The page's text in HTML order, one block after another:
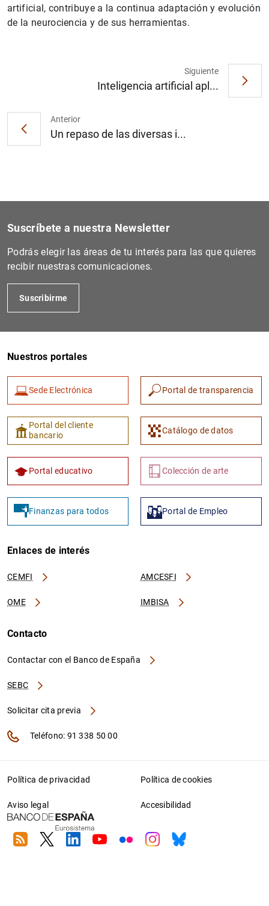
artificial, contribuye a la continua adaptación y evolución
de la neurociencia y de sus herramientas.
Anterior
Un repaso de las diversas i...
Siguiente
Inteligencia artificial apl...
Suscríbete a nuestra Newsletter
Podrás elegir las áreas de tu interés para las que quieres
recibir nuestras comunicaciones.
Suscribirme
Nuestros portales
Sede Electrónica Portal de transparencia
Portal del cliente
bancario
Catálogo de datos
Portal educativo Colección de arte
Finanzas para todos Portal de Empleo
Enlaces de interés
CEMFI AMCESFI
OME IMBISA
Contacto
Contactar con el Banco de España
SEBC
Solicitar cita previa
Teléfono: 91 338 50 00
Política de privacidad Política de cookies
Aviso legal Accesibilidad
RSS TwitterLinkedin
YoutubeFlickrInstagram
Bluesky